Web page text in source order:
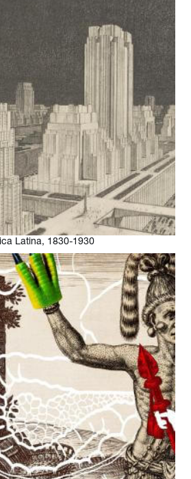
de poder en el arte latinoamericano
libros y participado en numerosas
internacionales. En el Museo
la curaduría de las muestras La
1830-1930 (2018) y Reinventar
repetir (2025). Actualizado: 3 de
Latina, 1830-1930